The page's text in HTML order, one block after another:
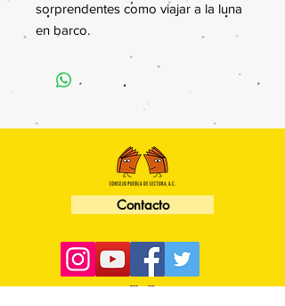
sorprendentes como viajar a la luna
en barco.
Contacto